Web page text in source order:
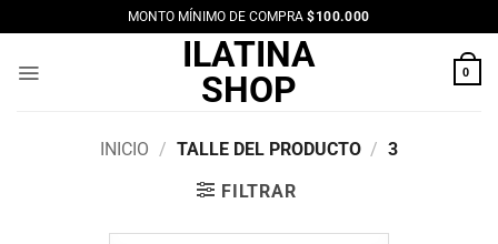
al
contenido
MONTO MÍNIMO DE COMPRA$100.000
ILATINA
SHOP
0
INICIO / TALLE DEL PRODUCTO / 3
FILTRAR